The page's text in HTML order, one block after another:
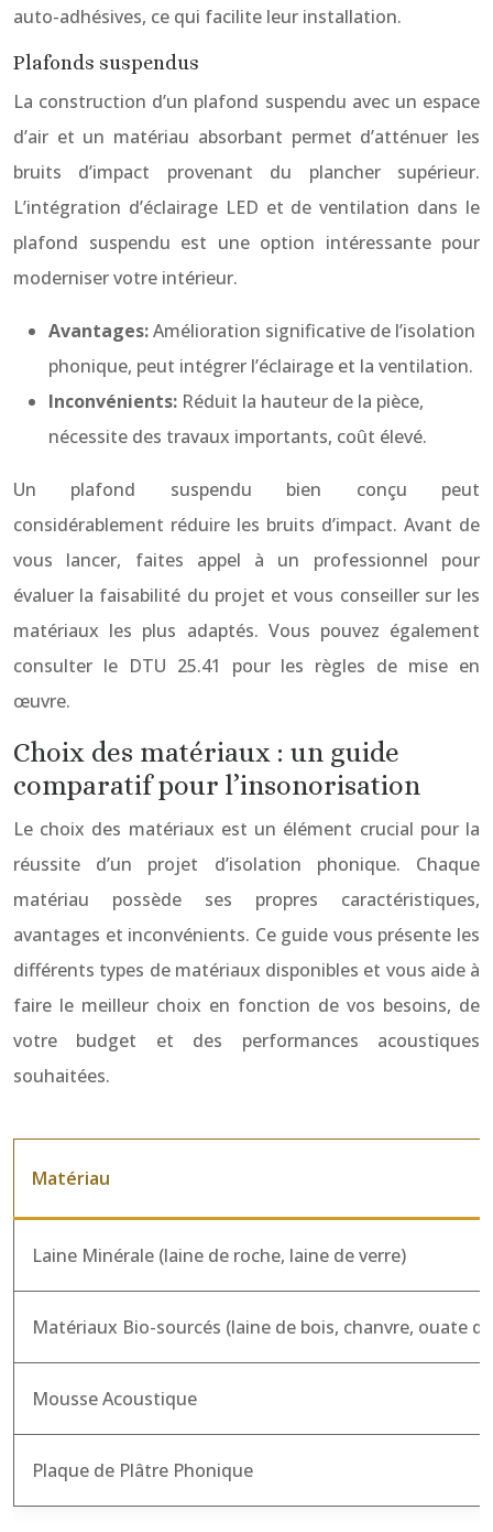
auto-adhésives, ce qui facilite leur installation.
Plafonds suspendus
La construction d’un plafond suspendu avec un espace
d’air et un matériau absorbant permet d’atténuer les
bruits d’impact provenant du plancher supérieur.
L’intégration d’éclairage LED et de ventilation dans le
plafond suspendu est une option intéressante pour
moderniser votre intérieur.
Avantages:Amélioration significative de l’isolation
phonique, peut intégrer l’éclairage et la ventilation.
Inconvénients: Réduit la hauteur de la pièce,
nécessite des travaux importants, coût élevé.
Un plafond suspendu bien conçu peut
considérablement réduire les bruits d’impact. Avant de
vous lancer, faites appel à un professionnel pour
évaluer la faisabilité du projet et vous conseiller sur les
matériaux les plus adaptés. Vous pouvez également
consulter le DTU 25.41 pour les règles de mise en
œuvre.
Choix des matériaux : un guide
comparatif pour l’insonorisation
Le choix des matériaux est un élément crucial pour la
réussite d’un projet d’isolation phonique. Chaque
matériau possède ses propres caractéristiques,
avantages et inconvénients. Ce guide vous présente les
différents types de matériaux disponibles et vous aide à
faire le meilleur choix en fonction de vos besoins, de
votre budget et des performances acoustiques
souhaitées.
Matériau
Laine Minérale (laine de roche, laine de verre)
Matériaux Bio-sourcés (laine de bois, chanvre, ouate
Mousse Acoustique
Plaque de Plâtre Phonique